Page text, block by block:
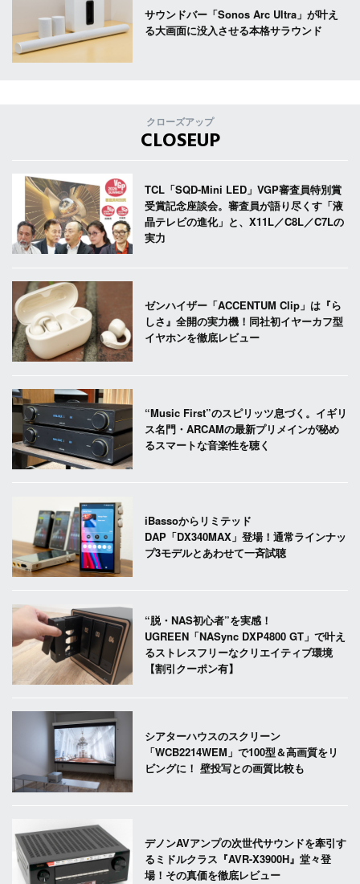
サウンドバー「Sonos Arc Ultra」が叶え
る大画面に没入させる本格サラウンド
クローズアップ
CLOSEUP
TCL「SQD-Mini LED」VGP審査員特別賞
受賞記念座談会。審査員が語り尽くす「液
晶テレビの進化」と、X11L／C8L／C7Lの
実力
ゼンハイザー「ACCENTUM Clip」は『ら
しさ』全開の実力機！同社初イヤーカフ型
イヤホンを徹底レビュー
“Music First”のスピリッツ息づく。イギリ
ス名門・ARCAMの最新プリメインが秘め
るスマートな音楽性を聴く
iBassoからリミテッド
DAP「DX340MAX」登場！通常ラインナッ
プ3モデルとあわせて一斉試聴
“脱・NAS初心者”を実感！
UGREEN「NASync DXP4800 GT」で叶え
るストレスフリーなクリエイティブ環境
【割引クーポン有】
シアターハウスのスクリーン
「WCB2214WEM」で100型＆高画質をリ
ビングに！ 壁投写との画質比較も
デノンAVアンプの次世代サウンドを牽引す
るミドルクラス『AVR-X3900H』堂々登
場！その真価を徹底レビュー